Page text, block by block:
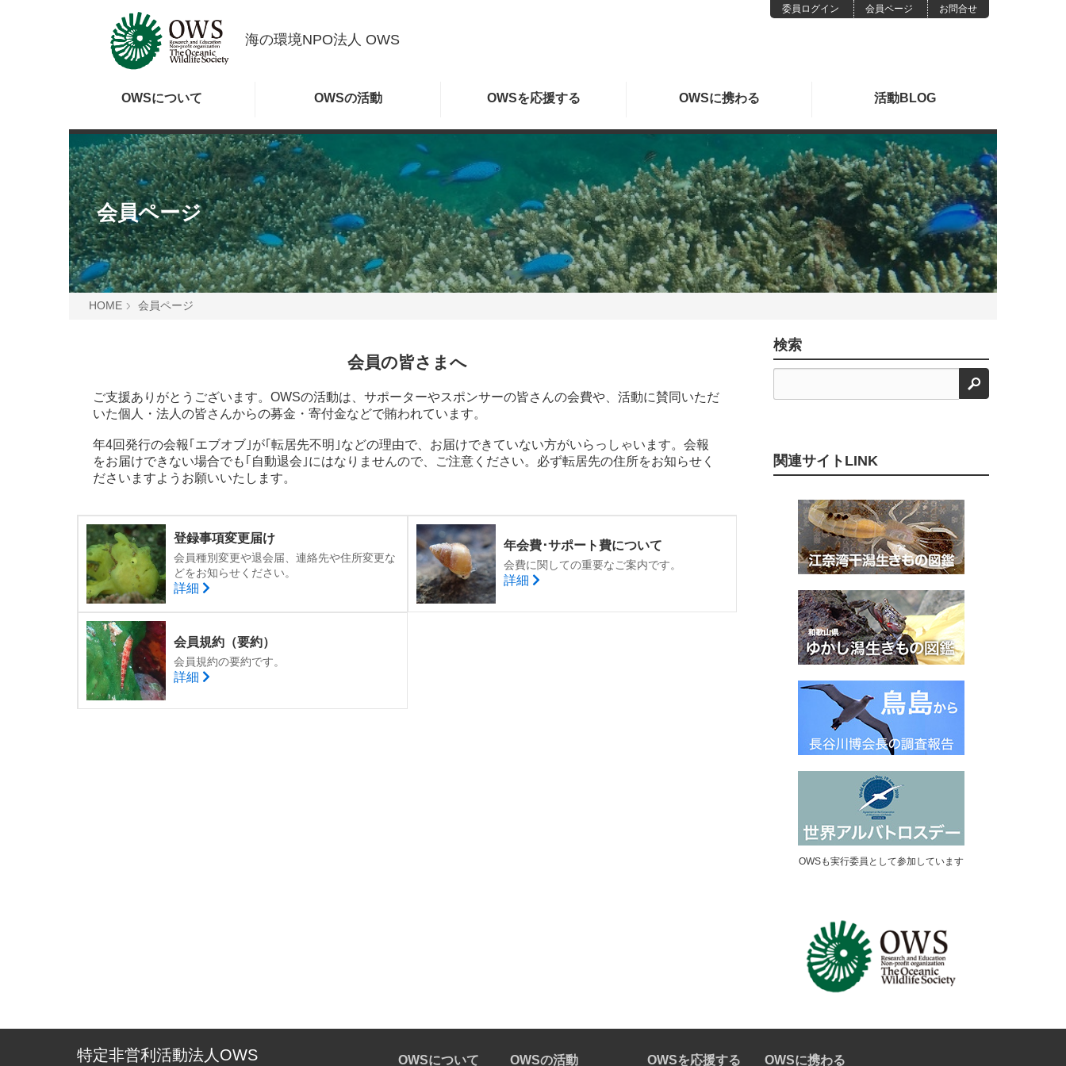
委員ログイン 会員ページ お問合せ
海の環境NPO法人 OWS
OWSについて OWSの活動 OWSを応援する OWSに携わる 活動BLOG
会員ページ
HOME 会員ページ
会員の皆さまへ
ご支援ありがとうございます。OWSの活動は、サポーターやスポンサーの皆さんの会費や、活動に賛同いただ
いた個人・法人の皆さんからの募金・寄付金などで賄われています。
年4回発行の会報｢エブオブ｣が｢転居先不明｣などの理由で、お届けできていない方がいらっしゃいます。会報
をお届けできない場合でも｢自動退会｣にはなりませんので、ご注意ください。必ず転居先の住所をお知らせく
ださいますようお願いいたします。
登録事項変更届け
会員種別変更や退会届、連絡先や住所変更な
どをお知らせください。
詳細
年会費･サポート費について
会費に関しての重要なご案内です。
詳細
会員規約（要約）
会員規約の要約です。
詳細
検索
検索
関連サイトLINK
OWSも実行委員として参加しています
特定非営利活動法人OWS OWSについて OWSの活動 OWSを応援する OWSに携わる